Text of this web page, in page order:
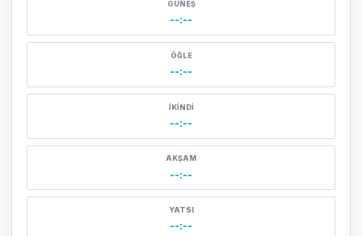
GÜNEŞ
--:--
ÖĞLE
--:--
İKINDI
--:--
AKŞAM
--:--
YATSI
--:--